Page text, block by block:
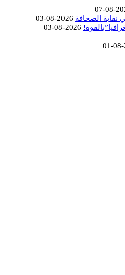
نقابة الصحافة 2026-08-03
2026-08-03